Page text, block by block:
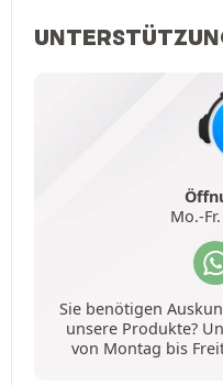
Mo.-
Sie benötigen
unsere Produkte?
von Montag bis